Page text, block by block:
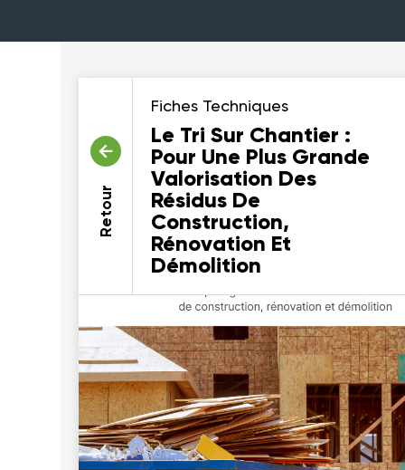
Retour
Fiches Techniques
Le Tri Sur Chantier :
Pour Une Plus Grande
Valorisation Des
Résidus De
Construction,
Rénovation Et
Démolition